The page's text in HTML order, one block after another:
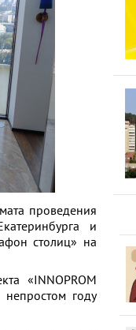
проведения
и
столиц» на
«INNOPROM
году